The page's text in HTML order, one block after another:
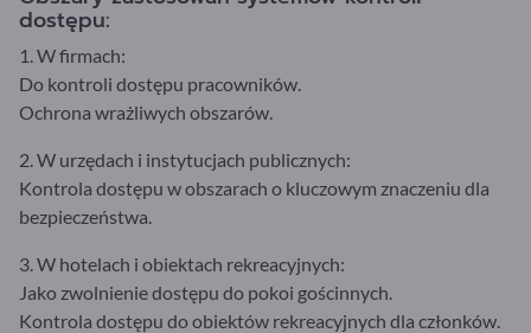
dostępu:
1. W firmach:
Do kontroli dostępu pracowników.
Ochrona wrażliwych obszarów.
2. W urzędach i instytucjach publicznych:
Kontrola dostępu w obszarach o kluczowym znaczeniu dla
bezpieczeństwa.
3. W hotelach i obiektach rekreacyjnych:
Jako zwolnienie dostępu do pokoi gościnnych.
Kontrola dostępu do obiektów rekreacyjnych dla członków.